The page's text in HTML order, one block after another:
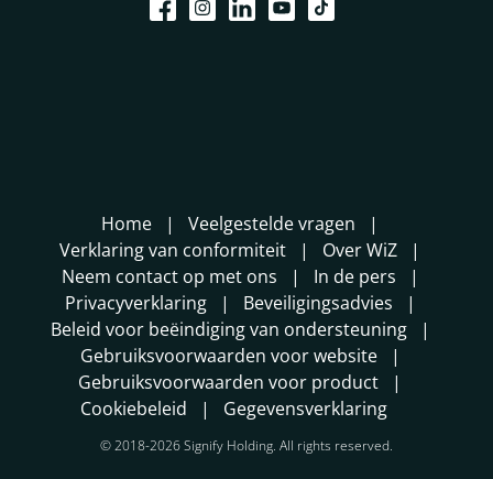
Home
Veelgestelde vragen
Verklaring van conformiteit
Over WiZ
Neem contact op met ons
In de pers
Privacyverklaring
Beveiligingsadvies
Beleid voor beëindiging van ondersteuning
Gebruiksvoorwaarden voor website
Gebruiksvoorwaarden voor product
Cookiebeleid
Gegevensverklaring
© 2018-2026 Signify Holding. All rights reserved.